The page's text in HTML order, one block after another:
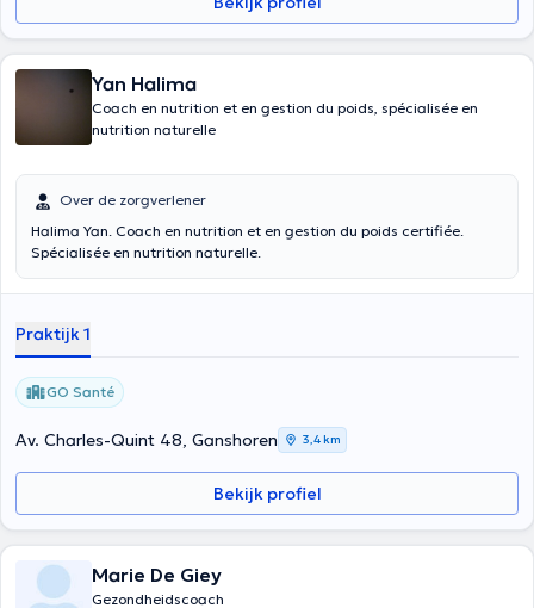
Yan Halima
Coach en nutrition et en gestion du poids, spécialisée en
nutrition naturelle
Over de zorgverlener
Halima Yan. Coach en nutrition et en gestion du poids certifiée.
Spécialisée en nutrition naturelle.
Praktijk 1
GO Santé
Av. Charles-Quint 48, Ganshoren 3,4 km
Bekijk profiel
Marie De Giey
Gezondheidscoach